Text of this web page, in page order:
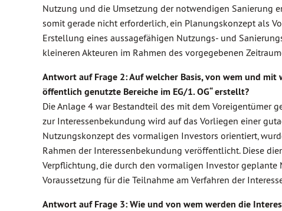
Nutzung und die Umsetzung der notwendigen Sanierung
somit gerade nicht erforderlich, ein Planungskonzept als
Erstellung eines aussagefähigen Nutzungs- und
kleineren Akteuren im Rahmen des vorgegebenen
Antwort auf Frage 2: Auf welcher Basis, von wem und
öffentlich genutzte Bereiche im EG/1. OG“ erstellt?
Die Anlage 4 war Bestandteil des mit dem Voreigentümer
zur Interessenbekundung wird auf das Vorliegen einer
Nutzungskonzept des vormaligen Investors orientiert,
Rahmen der Interessenbekundung veröffentlicht. Diese
Verpflichtung, die durch den vormaligen Investor
Voraussetzung für die Teilnahme am Verfahren der
Antwort auf Frage 3: Wie und von wem werden die